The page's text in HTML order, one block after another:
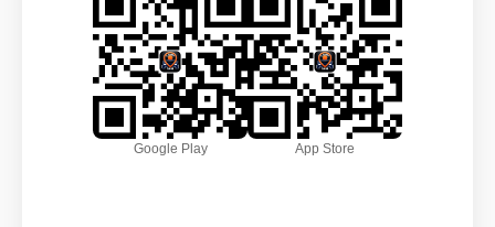
Google Play App Store